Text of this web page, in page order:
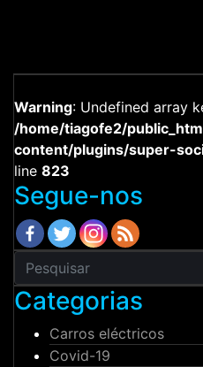
Warning: Undefined array
/home/tiagofe2/
content/plugins/super-
line 823
Segue-nos
Categorias
Carros eléctricos
Covid-19